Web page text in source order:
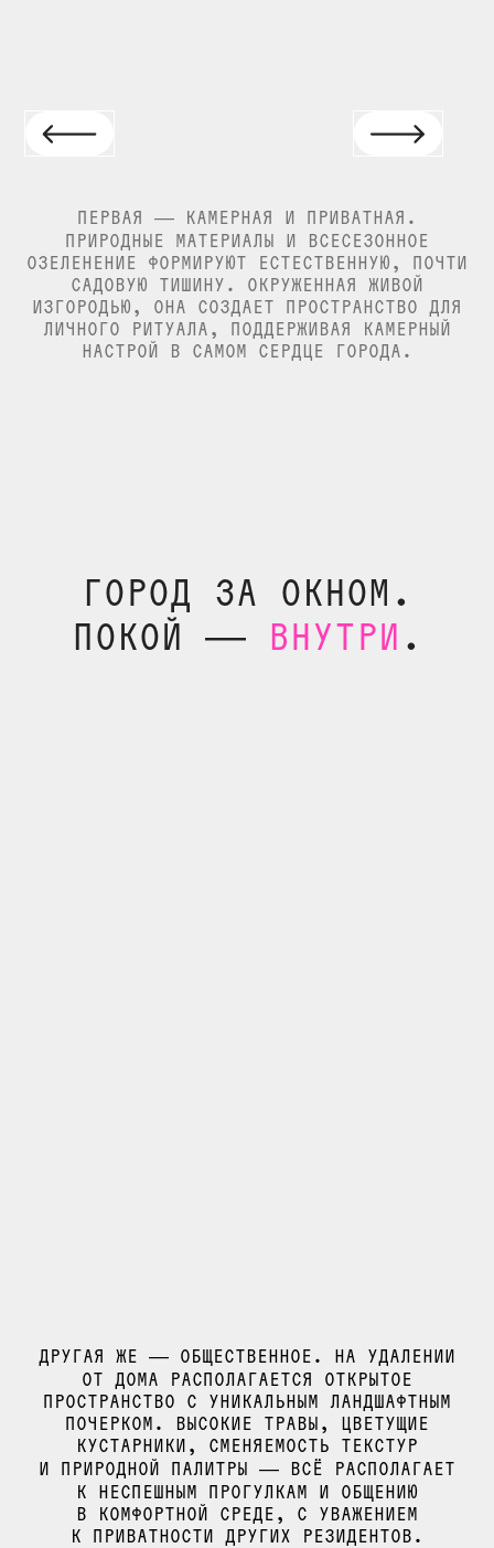
ПЕРВАЯ — КАМЕРНАЯ И ПРИВАТНАЯ.
ПРИРОДНЫЕ МАТЕРИАЛЫ И ВСЕСЕЗОННОЕ
ОЗЕЛЕНЕНИЕ ФОРМИРУЮТ ЕСТЕСТВЕННУЮ, ПОЧТИ
САДОВУЮ ТИШИНУ. ОКРУЖЕННАЯ ЖИВОЙ
ИЗГОРОДЬЮ, ОНА СОЗДАЕТ ПРОСТРАНСТВО ДЛЯ
ЛИЧНОГО РИТУАЛА, ПОДДЕРЖИВАЯ КАМЕРНЫЙ
НАСТРОЙ В САМОМ СЕРДЦЕ ГОРОДА.
ГОРОД ЗА ОКНОМ.
ПОКОЙ — ВНУТРИ .
ДРУГАЯ ЖЕ — ОБЩЕСТВЕННОЕ. НА УДАЛЕНИИ
ОТ ДОМА РАСПОЛАГАЕТСЯ ОТКРЫТОЕ
ПРОСТРАНСТВО С УНИКАЛЬНЫМ ЛАНДШАФТНЫМ
ПОЧЕРКОМ. ВЫСОКИЕ ТРАВЫ, ЦВЕТУЩИЕ
КУСТАРНИКИ, СМЕНЯЕМОСТЬ ТЕКСТУР
И ПРИРОДНОЙ ПАЛИТРЫ — ВСЁ РАСПОЛАГАЕТ
К НЕСПЕШНЫМ ПРОГУЛКАМ И ОБЩЕНИЮ
В КОМФОРТНОЙ СРЕДЕ, С УВАЖЕНИЕМ
К ПРИВАТНОСТИ ДРУГИХ РЕЗИДЕНТОВ.